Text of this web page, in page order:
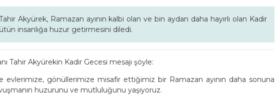
Akyürek, Ramazan ayının kalbi olan ve bin aydan daha hayırlı olan Kadir
insanlığa huzur getirmesini diledi.
Tahir Akyürekin Kadir Gecesi mesajı şöyle:
evlerimize, gönüllerimize misafir ettiğimiz bir Ramazan ayının daha sonuna
huzurunu ve mutluluğunu yaşıyoruz.